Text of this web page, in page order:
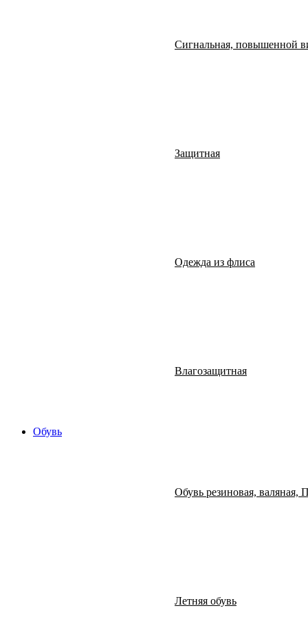
Сигнальная, повышенной
Защитная
Одежда из флиса
Влагозащитная
Обувь
Обувь резиновая,
Летняя обувь